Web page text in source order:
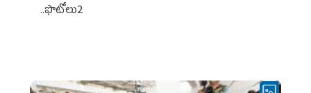
..ఫొటోలు2